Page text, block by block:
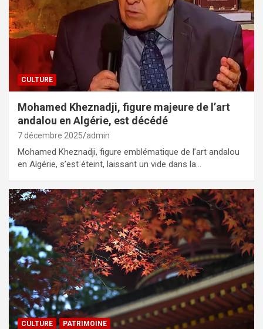
CULTURE
Mohamed Kheznadji, figure majeure de l’art
andalou en Algérie, est décédé
7 décembre 2025 admin
Mohamed Kheznadji, figure emblématique de l’art andalou
en Algérie, s’est éteint, laissant un vide dans la…
CULTURE PATRIMOINE